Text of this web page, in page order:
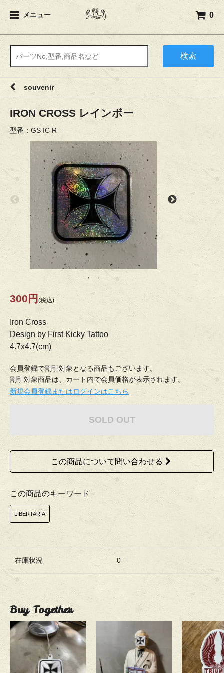
メニュー 0
検索
souvenir
IRON CROSS レインボー
型番：GS IC R
300円 (税込)
Iron Cross
Design by First Kicky Tattoo
4.7x4.7(cm)
会員登録で割引対象となる商品もございます。
割引対象商品は、カート内で会員価格が表示されます。
新規会員登録またはログインはこちら
SOLD OUT
この商品について問い合わせる
この商品のキーワード
LIBERTARIA
在庫状況 0
Buy Together